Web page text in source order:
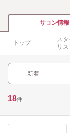
サロン情報
トップ
スタ
リス
新着
18件